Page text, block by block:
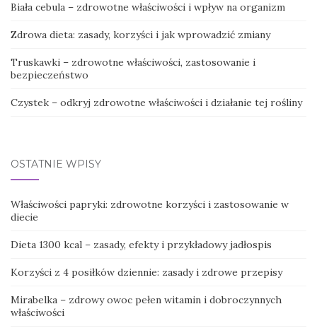
Biała cebula – zdrowotne właściwości i wpływ na organizm
Zdrowa dieta: zasady, korzyści i jak wprowadzić zmiany
Truskawki – zdrowotne właściwości, zastosowanie i
bezpieczeństwo
Czystek – odkryj zdrowotne właściwości i działanie tej rośliny
OSTATNIE WPISY
Właściwości papryki: zdrowotne korzyści i zastosowanie w
diecie
Dieta 1300 kcal – zasady, efekty i przykładowy jadłospis
Korzyści z 4 posiłków dziennie: zasady i zdrowe przepisy
Mirabelka – zdrowy owoc pełen witamin i dobroczynnych
właściwości